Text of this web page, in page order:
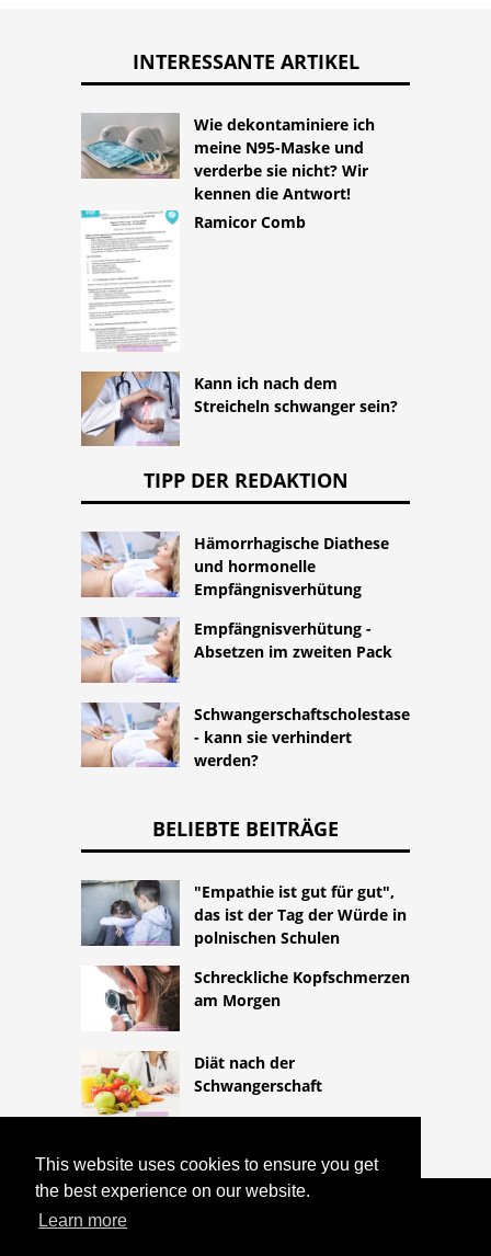
This website uses cookies to ensure you get
the best experience on our website.
Learn more
INTERESSANTE ARTIKEL
Wie dekontaminiere ich
meine N95-Maske und
verderbe sie nicht? Wir
kennen die Antwort!
Ramicor Comb
Kann ich nach dem
Streicheln schwanger sein?
TIPP DER REDAKTION
Hämorrhagische Diathese
und hormonelle
Empfängnisverhütung
Empfängnisverhütung -
Absetzen im zweiten Pack
Schwangerschaftscholestase
- kann sie verhindert
werden?
BELIEBTE BEITRÄGE
"Empathie ist gut für gut",
das ist der Tag der Würde in
polnischen Schulen
Schreckliche Kopfschmerzen
am Morgen
Diät nach der
Schwangerschaft
HTTPS://LIFESTYLEMED.NET